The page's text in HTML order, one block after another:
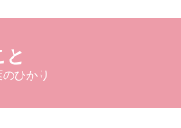
と
ひかり